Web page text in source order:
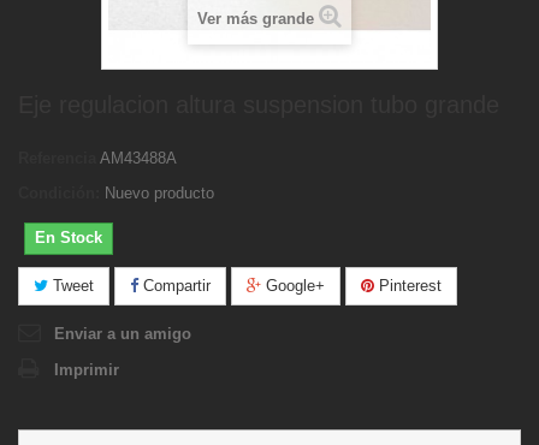
Ver más grande
AM43488A
Nuevo producto
En Stock
Tweet Compartir Google+ Pinterest
Enviar a un amigo
Imprimir